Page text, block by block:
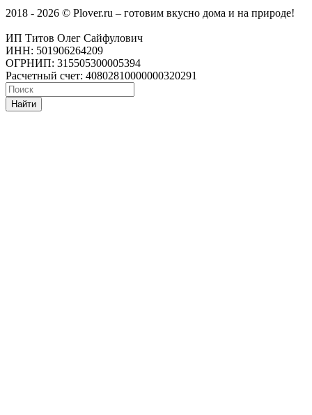
2018 - 2026 © Plover.ru – готовим вкусно дома и на природе!
ИП Титов Олег Сайфулович
ИНН: 501906264209
ОГРНИП: 315505300005394
Расчетный счет: 40802810000000320291
Найти